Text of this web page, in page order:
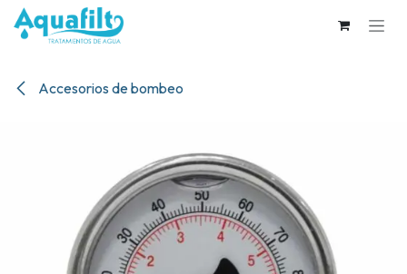
Ir al contenido
Accesorios de bombeo